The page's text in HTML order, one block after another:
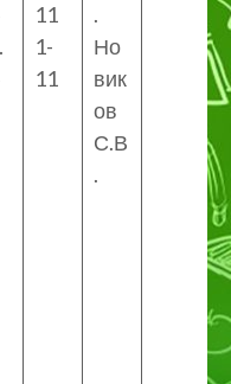
11
1-
11
.
Но
вик
ов
С.В
.